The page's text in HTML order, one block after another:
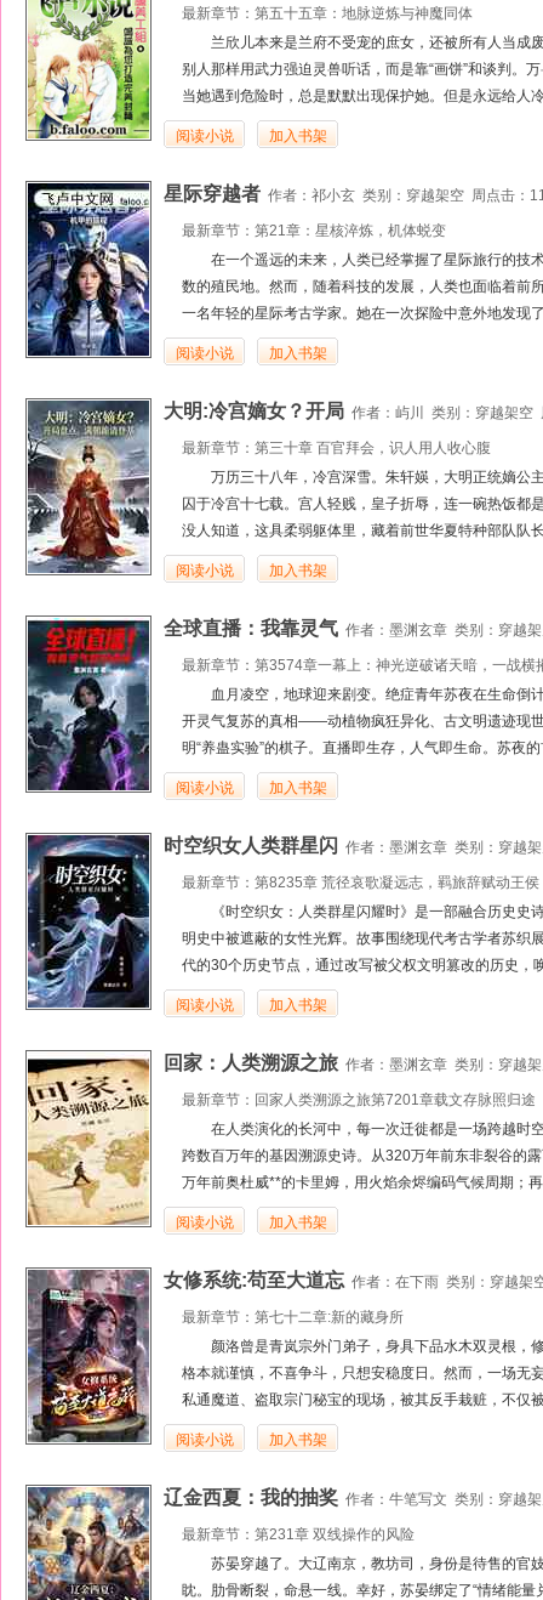
最新章节： 第五十五章：地脉逆炼与神魔同体
兰欣儿本来是兰府不受宠的庶女，还被所有人当成
别人那样用武力强迫灵兽听话，而是靠“画饼”和谈判。
当她遇到危险时，总是默默出现保护她。但是永远给人
阅读小说 加入书架
星际穿越者 作者： 祁小玄 类别： 穿越架空 周点击：
最新章节： 第21章：星核淬炼，机体蜕变
在一个遥远的未来，人类已经掌握了星际旅行的技
数的殖民地。然而，随着科技的发展，人类也面临着前
一名年轻的星际考古学家。她在一次探险中意外地发现
阅读小说 加入书架
大明:冷宫嫡女？开局 作者： 屿川 类别： 穿越架空
最新章节： 第三十章 百官拜会，识人用人收心腹
万历三十八年，冷宫深雪。朱轩媖，大明正统嫡公
囚于冷宫十七载。宫人轻贱，皇子折辱，连一碗热饭都
没人知道，这具柔弱躯体里，藏着前世华夏特种部队队
阅读小说 加入书架
全球直播：我靠灵气 作者： 墨渊玄章 类别： 穿越
最新章节： 第3574章一幕上：神光逆破诸天暗，一战横
血月凌空，地球迎来剧变。绝症青年苏夜在生命倒
开灵气复苏的真相——动植物疯狂异化、古文明遗迹现
明“养蛊实验”的棋子。直播即生存，人气即生命。苏夜
阅读小说 加入书架
时空织女人类群星闪 作者： 墨渊玄章 类别： 穿越
最新章节： 第8235章 荒径哀歌凝远志，羁旅辞赋动王侯
《时空织女：人类群星闪耀时》是一部融合历史
明史中被遮蔽的女性光辉。故事围绕现代考古学者苏织
代的30个历史节点，通过改写被父权文明篡改的历史，
阅读小说 加入书架
回家：人类溯源之旅 作者： 墨渊玄章 类别： 穿越
最新章节： 回家人类溯源之旅第7201章载文存脉照归途
在人类演化的长河中，每一次迁徙都是一场跨越时
跨数百万年的基因溯源史诗。从320万年前东非裂谷的
万年前奥杜威**的卡里姆，用火焰余烬编码气候周期；
阅读小说 加入书架
女修系统:苟至大道忘作者： 在下雨 类别： 穿越架
最新章节： 第七十二章:新的藏身所
颜洛曾是青岚宗外门弟子，身具下品水木双灵根，
格本就谨慎，不喜争斗，只想安稳度日。然而，一场
私通魔道、盗取宗门秘宝的现场，被其反手栽赃，不仅
阅读小说 加入书架
辽金西夏：我的抽奖 作者： 牛笔写文 类别： 穿越
最新章节： 第231章 双线操作的风险
苏晏穿越了。大辽南京，教坊司，身份是待售的官
眈。肋骨断裂，命悬一线。幸好，苏晏绑定了“情绪能